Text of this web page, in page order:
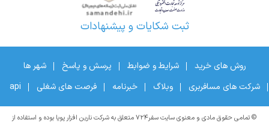
ثبت شکایات و پیشنهادات
روش های خرید شرایط و ضوابط پرسش و پاسخ
شهر ها
شرکت های مسافربری
وبلاگ خبرنامه فرصت های شغلی api
© تمامی حقوق مادی و معنوی سایت سفر۷۲۴ متعلق به شرکت نارین افزار پویا بوده و استفاده از